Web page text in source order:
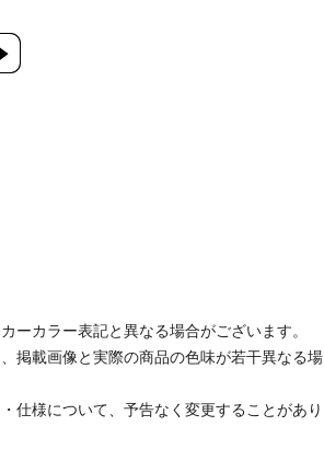
カラー表記と異なる場合がございます。
掲載画像と実際の商品の色味が若干異なる場
仕様について、予告なく変更することがあり